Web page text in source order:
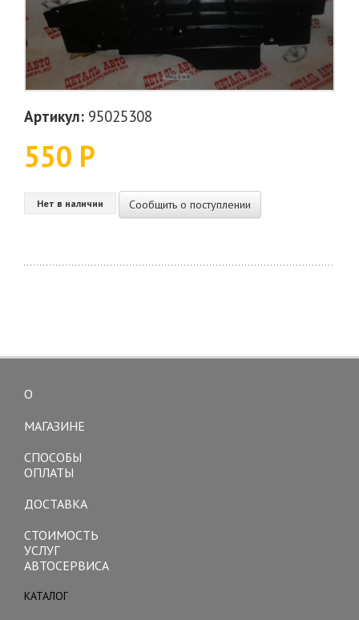
Артикул: 95025308
550 Р
Нет в наличии Сообщить о поступлении
О
МАГАЗИНЕ
СПОСОБЫ
ОПЛАТЫ
ДОСТАВКА
СТОИМОСТЬ
УСЛУГ
АВТОСЕРВИСА
КАТАЛОГ